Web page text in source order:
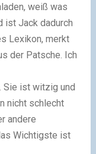
weiß was
ist Jack dadurch
Lexikon, merkt
der Patsche. Ich
Sie ist witzig und
nicht schlecht
andere
Wichtigste ist